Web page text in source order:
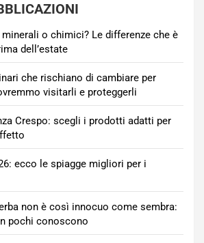
o chimici? Le differenze che è
dell’estate
che rischiano di cambiare per
visitarli e proteggerli
Crespo: scegli i prodotti adatti per
ecco le spiagge migliori per i
non è così innocuo come sembra:
pochi conoscono